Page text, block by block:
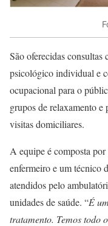
São oferecidas consultas
psicológico individual e
ocupacional para o
grupos de relaxamento
visitas domiciliares.
A equipe é composta
enfermeiro e um técnico
atendidos pelo
unidades de saúde. “É
tratamento. Temos todo